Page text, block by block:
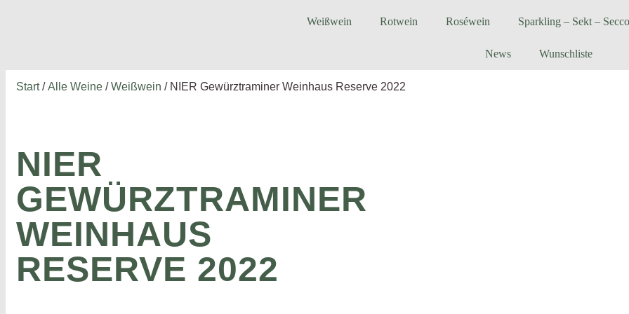
Weißwein Rotwein Roséwein Sparkling – Sekt – Secco
News Wunschliste
Start/Alle Weine /Weißwein / NIER Gewürztraminer Weinhaus Reserve 2022
NIER
GEWÜRZTRAMINER
WEINHAUS
RESERVE 2022